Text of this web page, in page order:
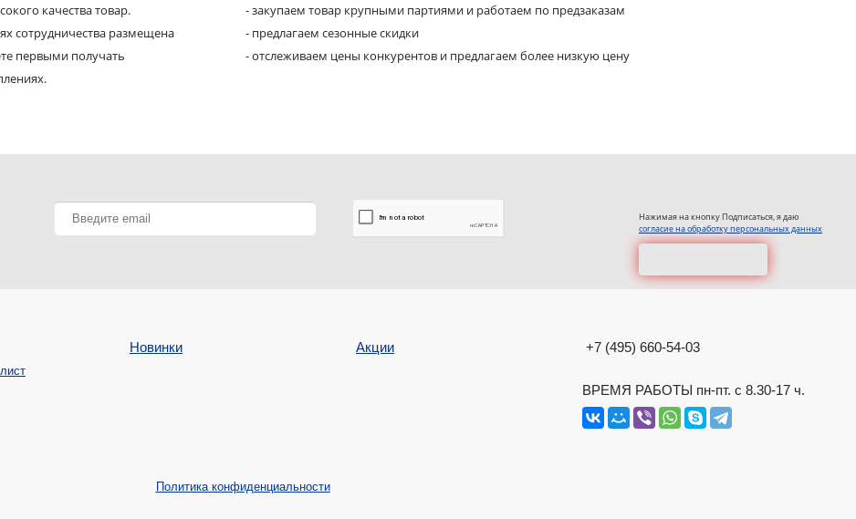
качества товар.
сотрудничества размещена
первыми получать
- закупаем товар крупными партиями и работаем по предзаказам
- предлагаем сезонные скидки
- отслеживаем цены конкурентов и предлагаем более низкую цену
Нажимая на кнопку Подписаться, я даю
согласие на обработку персональных данных
Новинки Акции +7 (495) 660-54-03
ВРЕМЯ РАБОТЫ пн-пт. с 8.30-17 ч.
Политика конфиденциальности